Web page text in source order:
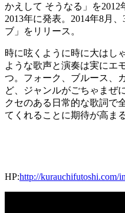
かえして そうなる」を2012
2013年に発表。2014年8月
ブ」をリリース。
時に呟くように時に大はし
ような歌声と演奏は実にエ
つ。フォーク、ブルース、
ど、ジャンルがごちゃまぜ
クセのある日常的な歌詞で
てくれることに期待が高まる
HP:http://kurauchifutoshi.com/